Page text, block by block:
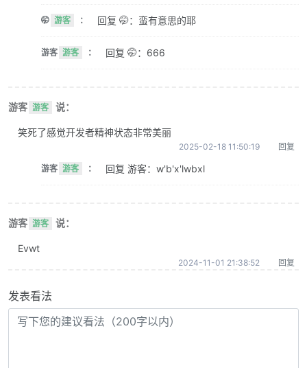
🤭 游客 ： 回复 🤭：蛮有意思的耶
游客 游客 ： 回复 🤭：666
游客 游客 说：
笑死了感觉开发者精神状态非常美丽
2025-02-18 11:50:19 回复
游客 游客 ： 回复 游客：w'b'x'lwbxl
游客 游客 说：
Evwt
2024-11-01 21:38:52 回复
发表看法